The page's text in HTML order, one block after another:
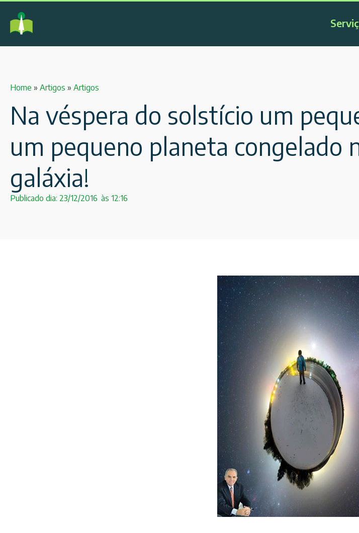
Home » Artigos » Artigos
Na véspera do solstício um
um pequeno planeta congelado
galáxia!
Publicado dia: 23/12/2016 às 12:16